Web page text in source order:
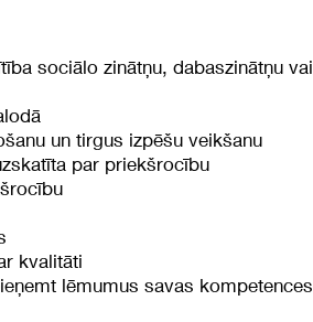
sociālo zinātņu, dabaszinātņu vai
un tirgus izpēšu veikšanu
par priekšrocību
kvalitāti
lēmumus savas kompetences